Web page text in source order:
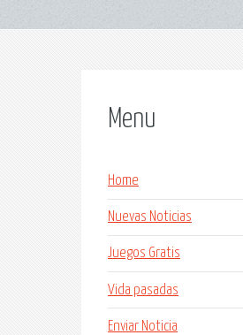
Menu
Home
Nuevas Noticias
Juegos Gratis
Vida pasadas
Enviar Noticia